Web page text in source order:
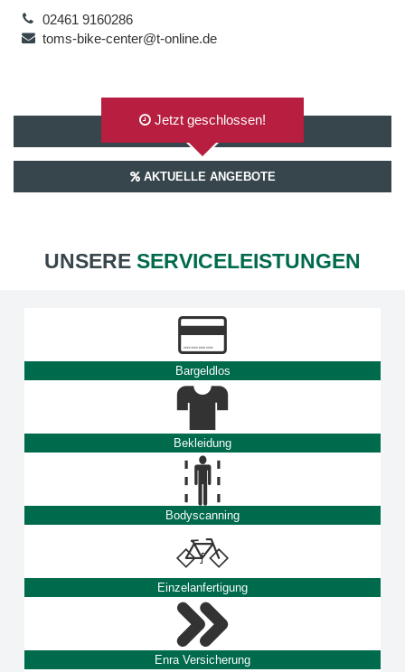
02461 9160286
toms-bike-center@t-online.de
AUF GOOGLEMAPS ANZEIGEN
Jetzt geschlossen!
AKTUELLE ANGEBOTE
UNSERE SERVICELEISTUNGEN
Bargeldlos
Bekleidung
Bodyscanning
Einzelanfertigung
Enra Versicherung